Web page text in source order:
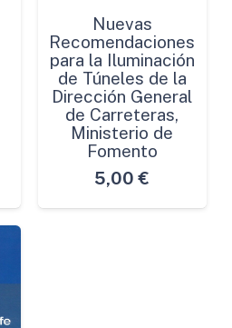
Nuevas
Recomendaciones
para la Iluminación
de Túneles de la
Dirección General
de Carreteras,
Ministerio de
Fomento
5,00 €